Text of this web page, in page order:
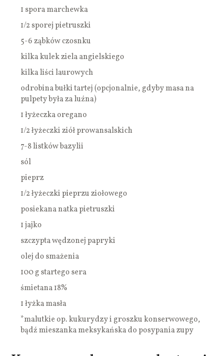
1 spora marchewka
1/2 sporej pietruszki
5-6 ząbków czosnku
kilka kulek ziela angielskiego
kilka liści laurowych
odrobina bułki tartej (opcjonalnie, gdyby masa na
pulpety była za luźna)
1 łyżeczka oregano
1/2 łyżeczki ziół prowansalskich
7-8 listków bazylii
sól
pieprz
1/2 łyżeczki pieprzu ziołowego
posiekana natka pietruszki
1 jajko
szczypta wędzonej papryki
olej do smażenia
100 g startego sera
śmietana 18%
1 łyżka masła
*malutkie op. kukurydzy i groszku konserwowego,
bądź mieszanka meksykańska do posypania zupy